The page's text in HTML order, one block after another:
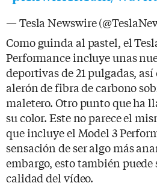
— Tesla Newswire
Como guinda al pastel, el
Performance incluye unas
deportivas de 21 pulgadas,
alerón de fibra de carbono
maletero. Otro punto que ha
su color. Este no parece el
que incluye el Model 3
sensación de ser algo más
embargo, esto también puede
calidad del vídeo.